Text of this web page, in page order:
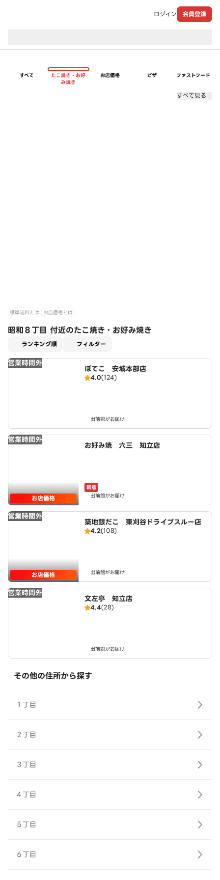
ログイン 会員登録
すべて
たこ焼き・お好
み焼き
お店価格 ピザ ファストフード
すべて見る
標準送料とは お店価格とは
昭和８丁目 付近のたこ焼き・お好み焼き
ランキング順 フィルター
営業時間外
ぼてこ 安城本部店
4.0(124)
出前館がお届け
営業時間外
お店価格
お好み焼 六三 知立店
新着
出前館がお届け
営業時間外
お店価格
築地銀だこ 東刈谷ドライブスルー店
4.2(108)
出前館がお届け
営業時間外
文左亭 知立店
4.4(28)
出前館がお届け
その他の住所から探す
１丁目
２丁目
３丁目
４丁目
５丁目
６丁目